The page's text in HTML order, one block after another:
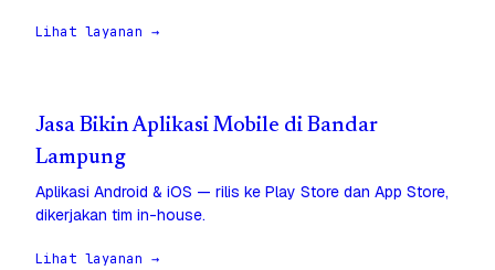
Lihat layanan →
Jasa Bikin Aplikasi Mobile di Bandar
Lampung
Aplikasi Android & iOS — rilis ke Play Store dan App Store,
dikerjakan tim in-house.
Lihat layanan →